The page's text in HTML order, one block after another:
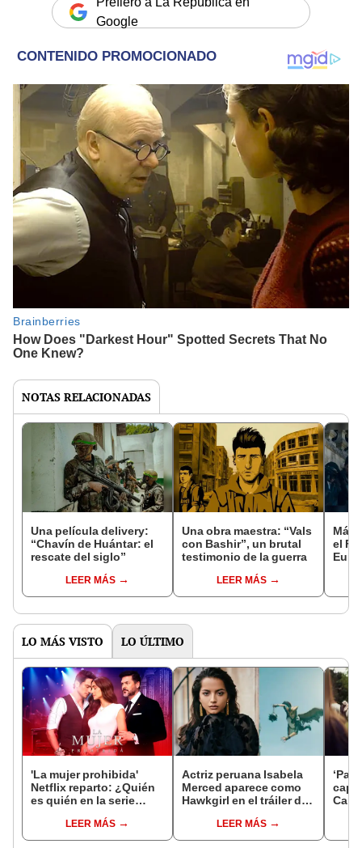
Google
NOTAS RELACIONADAS
Una película delivery:
“Chavín de Huántar: el
rescate del siglo”
LEER MÁS
Una obra maestra: “Vals
con Bashir”, un brutal
testimonio de la guerra
LEER MÁS
Más
el
LO MÁS VISTO LO ÚLTIMO
'La mujer prohibida'
Netflix reparto: ¿Quién
es quién en la serie
protagonizada por
Valerie Domínguez?
LEER MÁS
Actriz peruana Isabela
Merced aparece como
Hawkgirl en el tráiler de
más esperada de 2025
LEER MÁS